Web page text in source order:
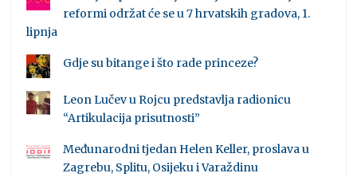
reformi održat će se u 7 hrvatskih gradova, 1.
lipnja
Gdje su bitange i što rade princeze?
Leon Lučev u Rojcu predstavlja radionicu
“Artikulacija prisutnosti”
Međunarodni tjedan Helen Keller, proslava u
Zagrebu, Splitu, Osijeku i Varaždinu